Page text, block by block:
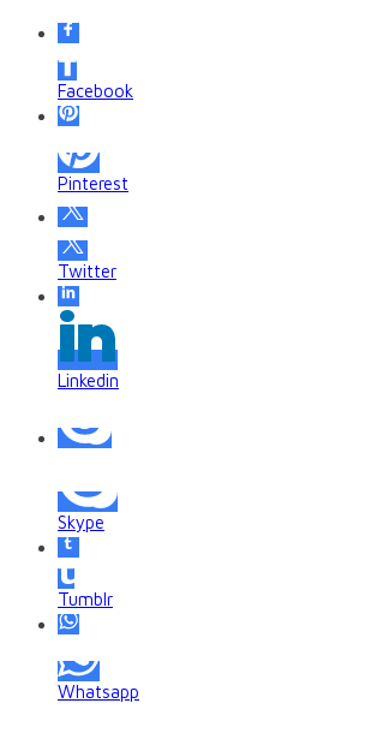
Facebook
Pinterest
Twitter
Linkedin
Skype
Tumblr
Whatsapp